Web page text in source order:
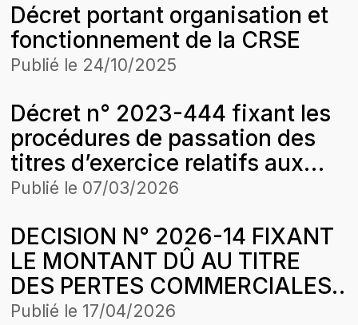
Décret portant organisation et
fonctionnement de la CRSE
Publié le 24/10/2025
Décret n° 2023-444 fixant les
procédures de passation des
titres d’exercice relatifs aux
activités règlementées dans le
Publié le 07/03/2026
DECISION N° 2026-14 FIXANT
LE MONTANT DÛ AU TITRE
DES PERTES COMMERCIALES
SUBIES PAR LA SOCIETE
Publié le 17/04/2026